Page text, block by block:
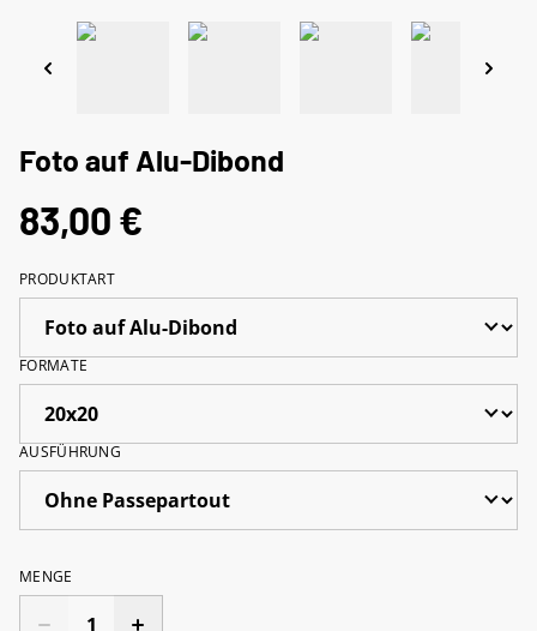
Foto auf Alu-Dibond
83,00 €
PRODUKTART
FORMATE
AUSFÜHRUNG
MENGE